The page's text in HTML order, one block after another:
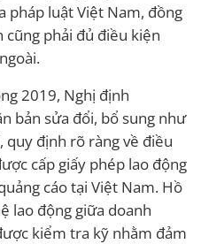
pháp luật Việt Nam, đồng
phải đủ điều kiện
2019, Nghị định
bản sửa đổi, bổ sung như
định rõ ràng về điều
cấp giấy phép lao động
cáo tại Việt Nam. Hồ
lao động giữa doanh
kiểm tra kỹ nhằm đảm